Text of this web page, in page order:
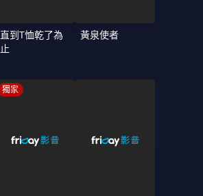
直到T恤乾了為
止
黃泉使者
獨家